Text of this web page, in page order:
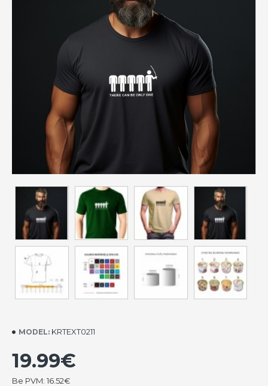
MODEL: KRTEXT0211
19.99€
Be PVM: 16.52€